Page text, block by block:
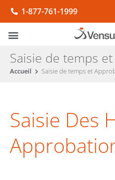
1-877-761-1999
Saisie de temps
Accueil Saisie de temps et
Saisie Des